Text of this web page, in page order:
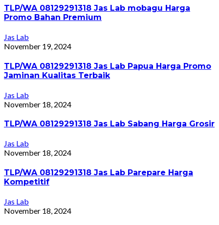
TLP/WA 08129291318 Jas Lab mobagu Harga
Promo Bahan Premium
Jas Lab
November 19, 2024
TLP/WA 08129291318 Jas Lab Papua Harga Promo
Jaminan Kualitas Terbaik
Jas Lab
November 18, 2024
TLP/WA 08129291318 Jas Lab Sabang Harga Grosir
Jas Lab
November 18, 2024
TLP/WA 08129291318 Jas Lab Parepare Harga
Kompetitif
Jas Lab
November 18, 2024